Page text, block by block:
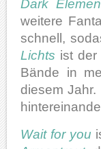
Dark
weitere
schnell,
Lichts ist
Bände in
diesem
Wait for you